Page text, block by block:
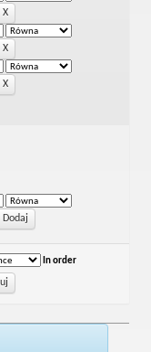
In order